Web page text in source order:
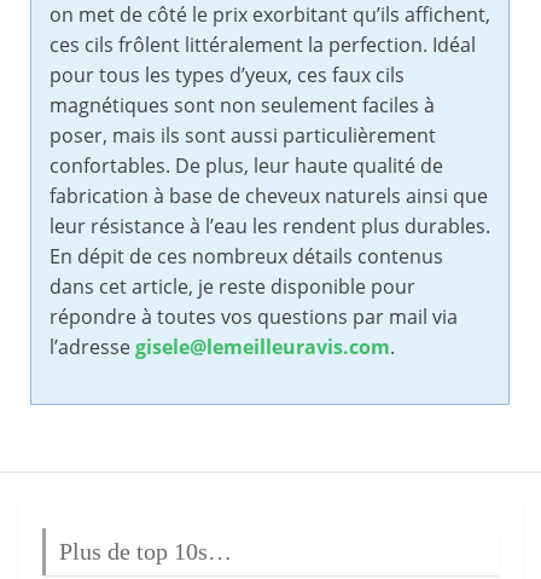
on met de côté le prix exorbitant qu’ils affichent,
ces cils frôlent littéralement la perfection. Idéal
pour tous les types d’yeux, ces faux cils
magnétiques sont non seulement faciles à
poser, mais ils sont aussi particulièrement
confortables. De plus, leur haute qualité de
fabrication à base de cheveux naturels ainsi que
leur résistance à l’eau les rendent plus durables.
En dépit de ces nombreux détails contenus
dans cet article, je reste disponible pour
répondre à toutes vos questions par mail via
l’adressegisele@lemeilleuravis.com.
Plus de top 10s…